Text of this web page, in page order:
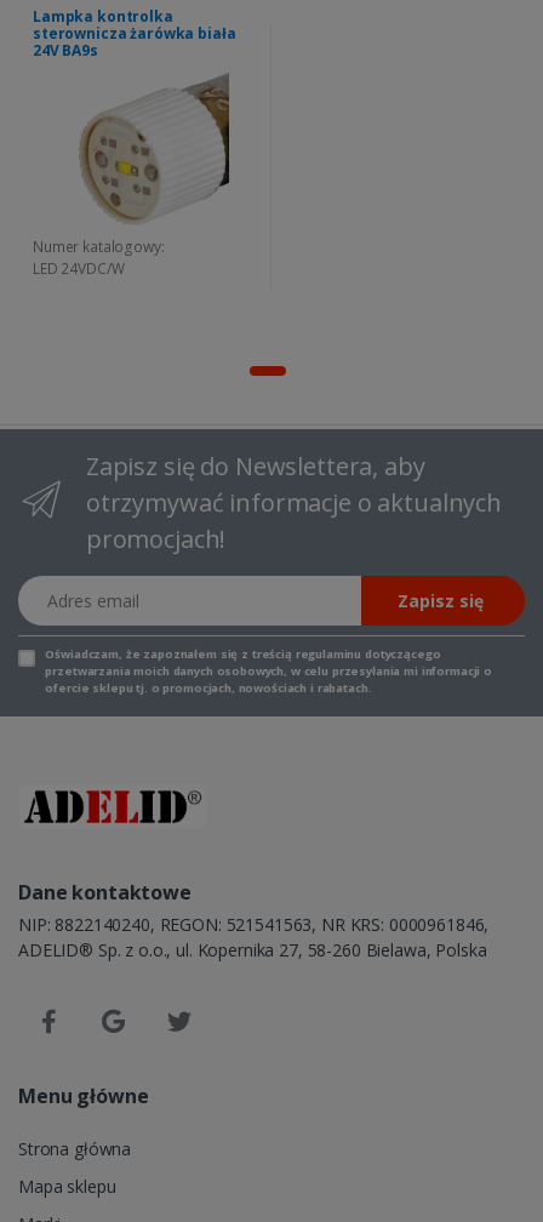
Lampka kontrolka
sterownicza żarówka biała
24V BA9s
Numer katalogowy:
LED 24VDC/W
Zapisz się do Newslettera, aby
otrzymywać informacje o aktualnych
promocjach!
Adres email
Zapisz się
Oświadczam, że zapoznałem się z treścią regulaminu dotyczącego
przetwarzania moich danych osobowych, w celu przesyłania mi informacji o
ofercie sklepu tj. o promocjach, nowościach i rabatach.
Dane kontaktowe
NIP: 8822140240, REGON: 521541563, NR KRS: 0000961846,
ADELID® Sp. z o.o., ul. Kopernika 27, 58-260 Bielawa, Polska
Menu główne
Strona główna
Mapa sklepu